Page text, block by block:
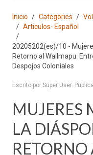
Inicio Categories
Articulos- Español
20205202(es)/10 -
Retorno al Wallmapu:
Despojos Coloniales
Escrito por Super User.
MUJERES
LA